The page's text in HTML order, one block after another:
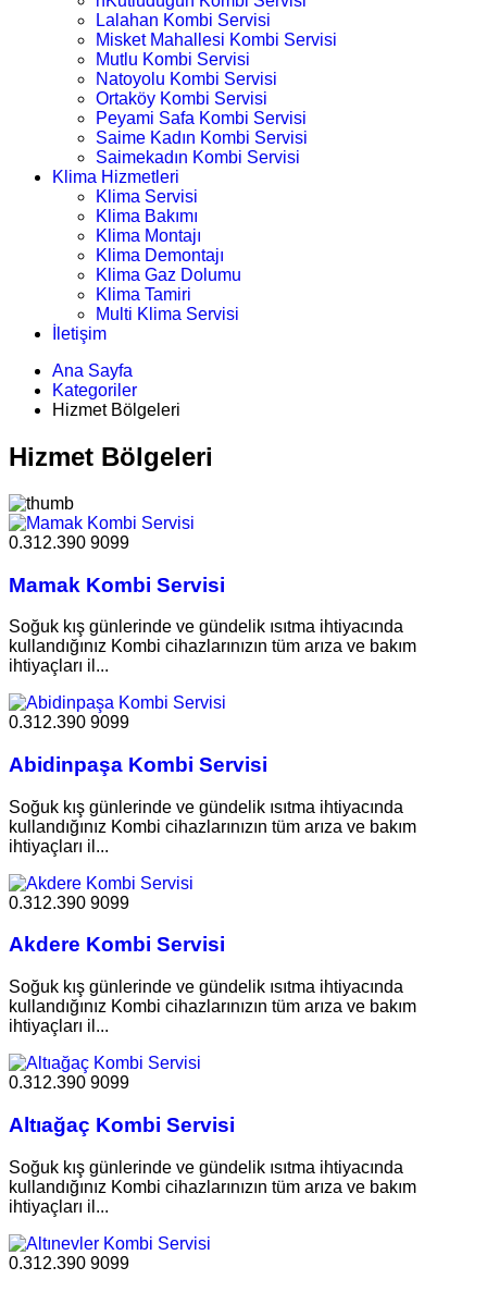
Lalahan Kombi Servisi
Misket Mahallesi Kombi Servisi
Mutlu Kombi Servisi
Natoyolu Kombi Servisi
Ortaköy Kombi Servisi
Peyami Safa Kombi Servisi
Saime Kadın Kombi Servisi
Saimekadın Kombi Servisi
Klima Hizmetleri
Klima Servisi
Klima Bakımı
Klima Montajı
Klima Demontajı
Klima Gaz Dolumu
Klima Tamiri
Multi Klima Servisi
İletişim
Ana Sayfa
Kategoriler
Hizmet Bölgeleri
Hizmet Bölgeleri
0.312.390 9099
Mamak Kombi Servisi
Soğuk kış günlerinde ve gündelik ısıtma ihtiyacında
kullandığınız Kombi cihazlarınızın tüm arıza ve bakım
ihtiyaçları il...
0.312.390 9099
Abidinpaşa Kombi Servisi
Soğuk kış günlerinde ve gündelik ısıtma ihtiyacında
kullandığınız Kombi cihazlarınızın tüm arıza ve bakım
ihtiyaçları il...
0.312.390 9099
Akdere Kombi Servisi
Soğuk kış günlerinde ve gündelik ısıtma ihtiyacında
kullandığınız Kombi cihazlarınızın tüm arıza ve bakım
ihtiyaçları il...
0.312.390 9099
Altıağaç Kombi Servisi
Soğuk kış günlerinde ve gündelik ısıtma ihtiyacında
kullandığınız Kombi cihazlarınızın tüm arıza ve bakım
ihtiyaçları il...
0.312.390 9099